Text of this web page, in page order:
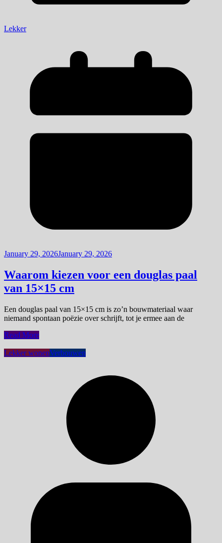
Lekker
January 29, 2026January 29, 2026
Waarom kiezen voor een douglas paal
van 15×15 cm
Een douglas paal van 15×15 cm is zo’n bouwmateriaal waar
niemand spontaan poëzie over schrijft, tot je ermee aan de
Read More
Lekker wonenVerbouwen